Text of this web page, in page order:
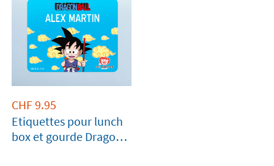
CHF9.95
Etiquettes pour lunch
box et gourde Dragon